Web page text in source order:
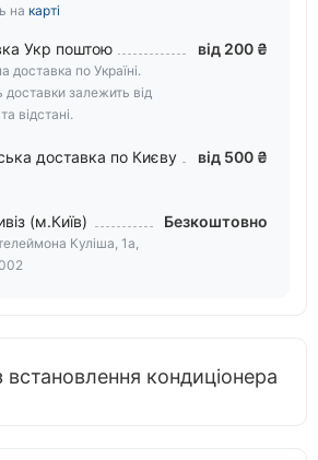
на карті
Укр поштою
доставка по Україні.
доставки залежить від
відстані.
від 200 ₴
доставка по Києву від 500 ₴
(м.Київ)
Куліша, 1а,
Безкоштовно
кондиціонера